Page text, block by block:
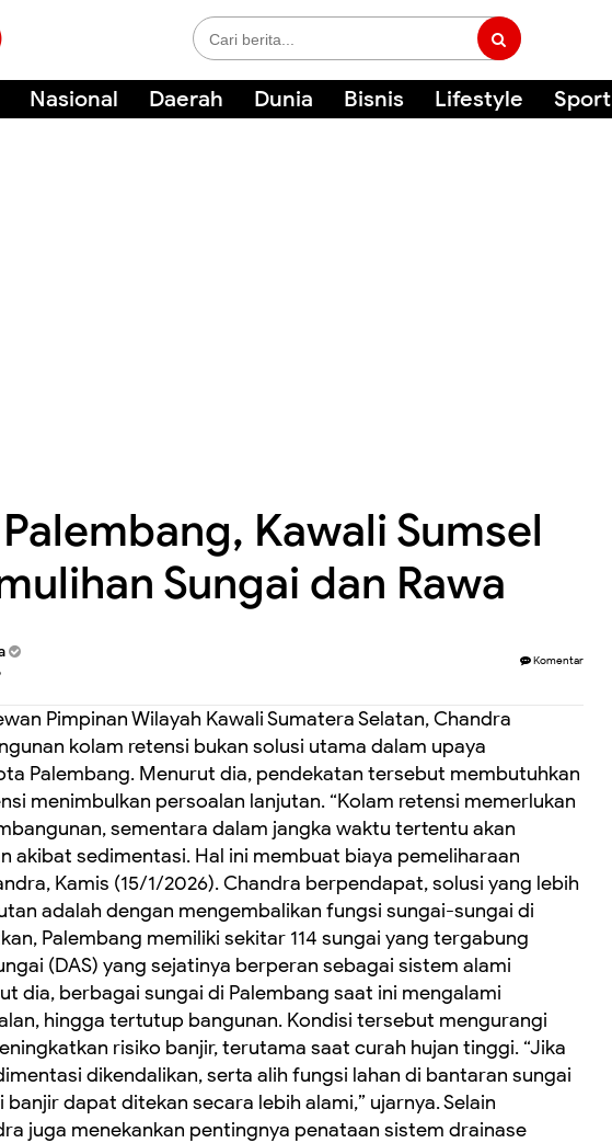
Nasional Daerah Dunia Bisnis Lifestyle Sport
Kawali Sumsel
Sungai dan Rawa
Komentar
Pimpinan Wilayah Kawali Sumatera Selatan, Chandra
kolam retensi bukan solusi utama dalam upaya
Palembang. Menurut dia, pendekatan tersebut membutuhkan
menimbulkan persoalan lanjutan. “Kolam retensi memerlukan
sementara dalam jangka waktu tertentu akan
akibat sedimentasi. Hal ini membuat biaya pemeliharaan
Kamis (15/1/2026). Chandra berpendapat, solusi yang lebih
adalah dengan mengembalikan fungsi sungai-sungai di
Palembang memiliki sekitar 114 sungai yang tergabung
(DAS) yang sejatinya berperan sebagai sistem alami
dia, berbagai sungai di Palembang saat ini mengalami
hingga tertutup bangunan. Kondisi tersebut mengurangi
risiko banjir, terutama saat curah hujan tinggi. “Jika
dikendalikan, serta alih fungsi lahan di bantaran sungai
dapat ditekan secara lebih alami,” ujarnya. Selain
juga menekankan pentingnya penataan sistem drainase